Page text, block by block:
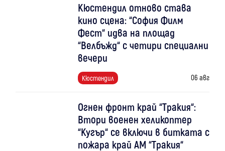
Кюстендил отново става
кино сцена: “София Филм
Фест“ идва на площад
“Велбъжд“ с четири специални
вечери
Кюстендил 06 авг
Огнен фронт край “Тракия“:
Втори военен хеликоптер
“Кугър“ се включи в битката с
пожара край АМ “Тракия“